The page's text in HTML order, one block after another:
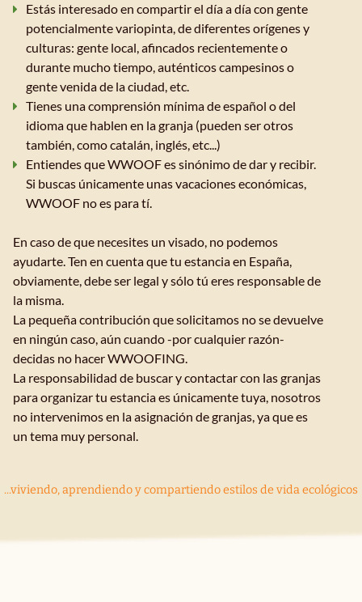
Estás interesado en compartir el día a día con gente
potencialmente variopinta, de diferentes orígenes y
culturas: gente local, afincados recientemente o
durante mucho tiempo, auténticos campesinos o
gente venida de la ciudad, etc.
Tienes una comprensión mínima de español o del
idioma que hablen en la granja (pueden ser otros
también, como catalán, inglés, etc...)
Entiendes que WWOOF es sinónimo de dar y recibir.
Si buscas únicamente unas vacaciones económicas,
WWOOF no es para tí.
En caso de que necesites un visado, no podemos
ayudarte. Ten en cuenta que tu estancia en España,
obviamente, debe ser legal y sólo tú eres responsable de
la misma.
La pequeña contribución que solicitamos no se devuelve
en ningún caso, aún cuando -por cualquier razón-
decidas no hacer WWOOFING.
La responsabilidad de buscar y contactar con las granjas
para organizar tu estancia es únicamente tuya, nosotros
no intervenimos en la asignación de granjas, ya que es
un tema muy personal.
...viviendo, aprendiendo y compartiendo estilos de vida ecológicos